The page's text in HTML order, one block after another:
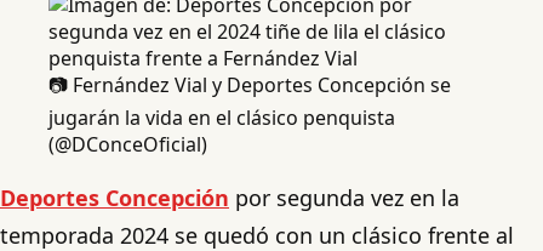
📷 Fernández Vial y Deportes Concepción se
jugarán la vida en el clásico penquista
(@DConceOficial)
Deportes Concepción por segunda vez en la
temporada 2024 se quedó con un clásico frente al